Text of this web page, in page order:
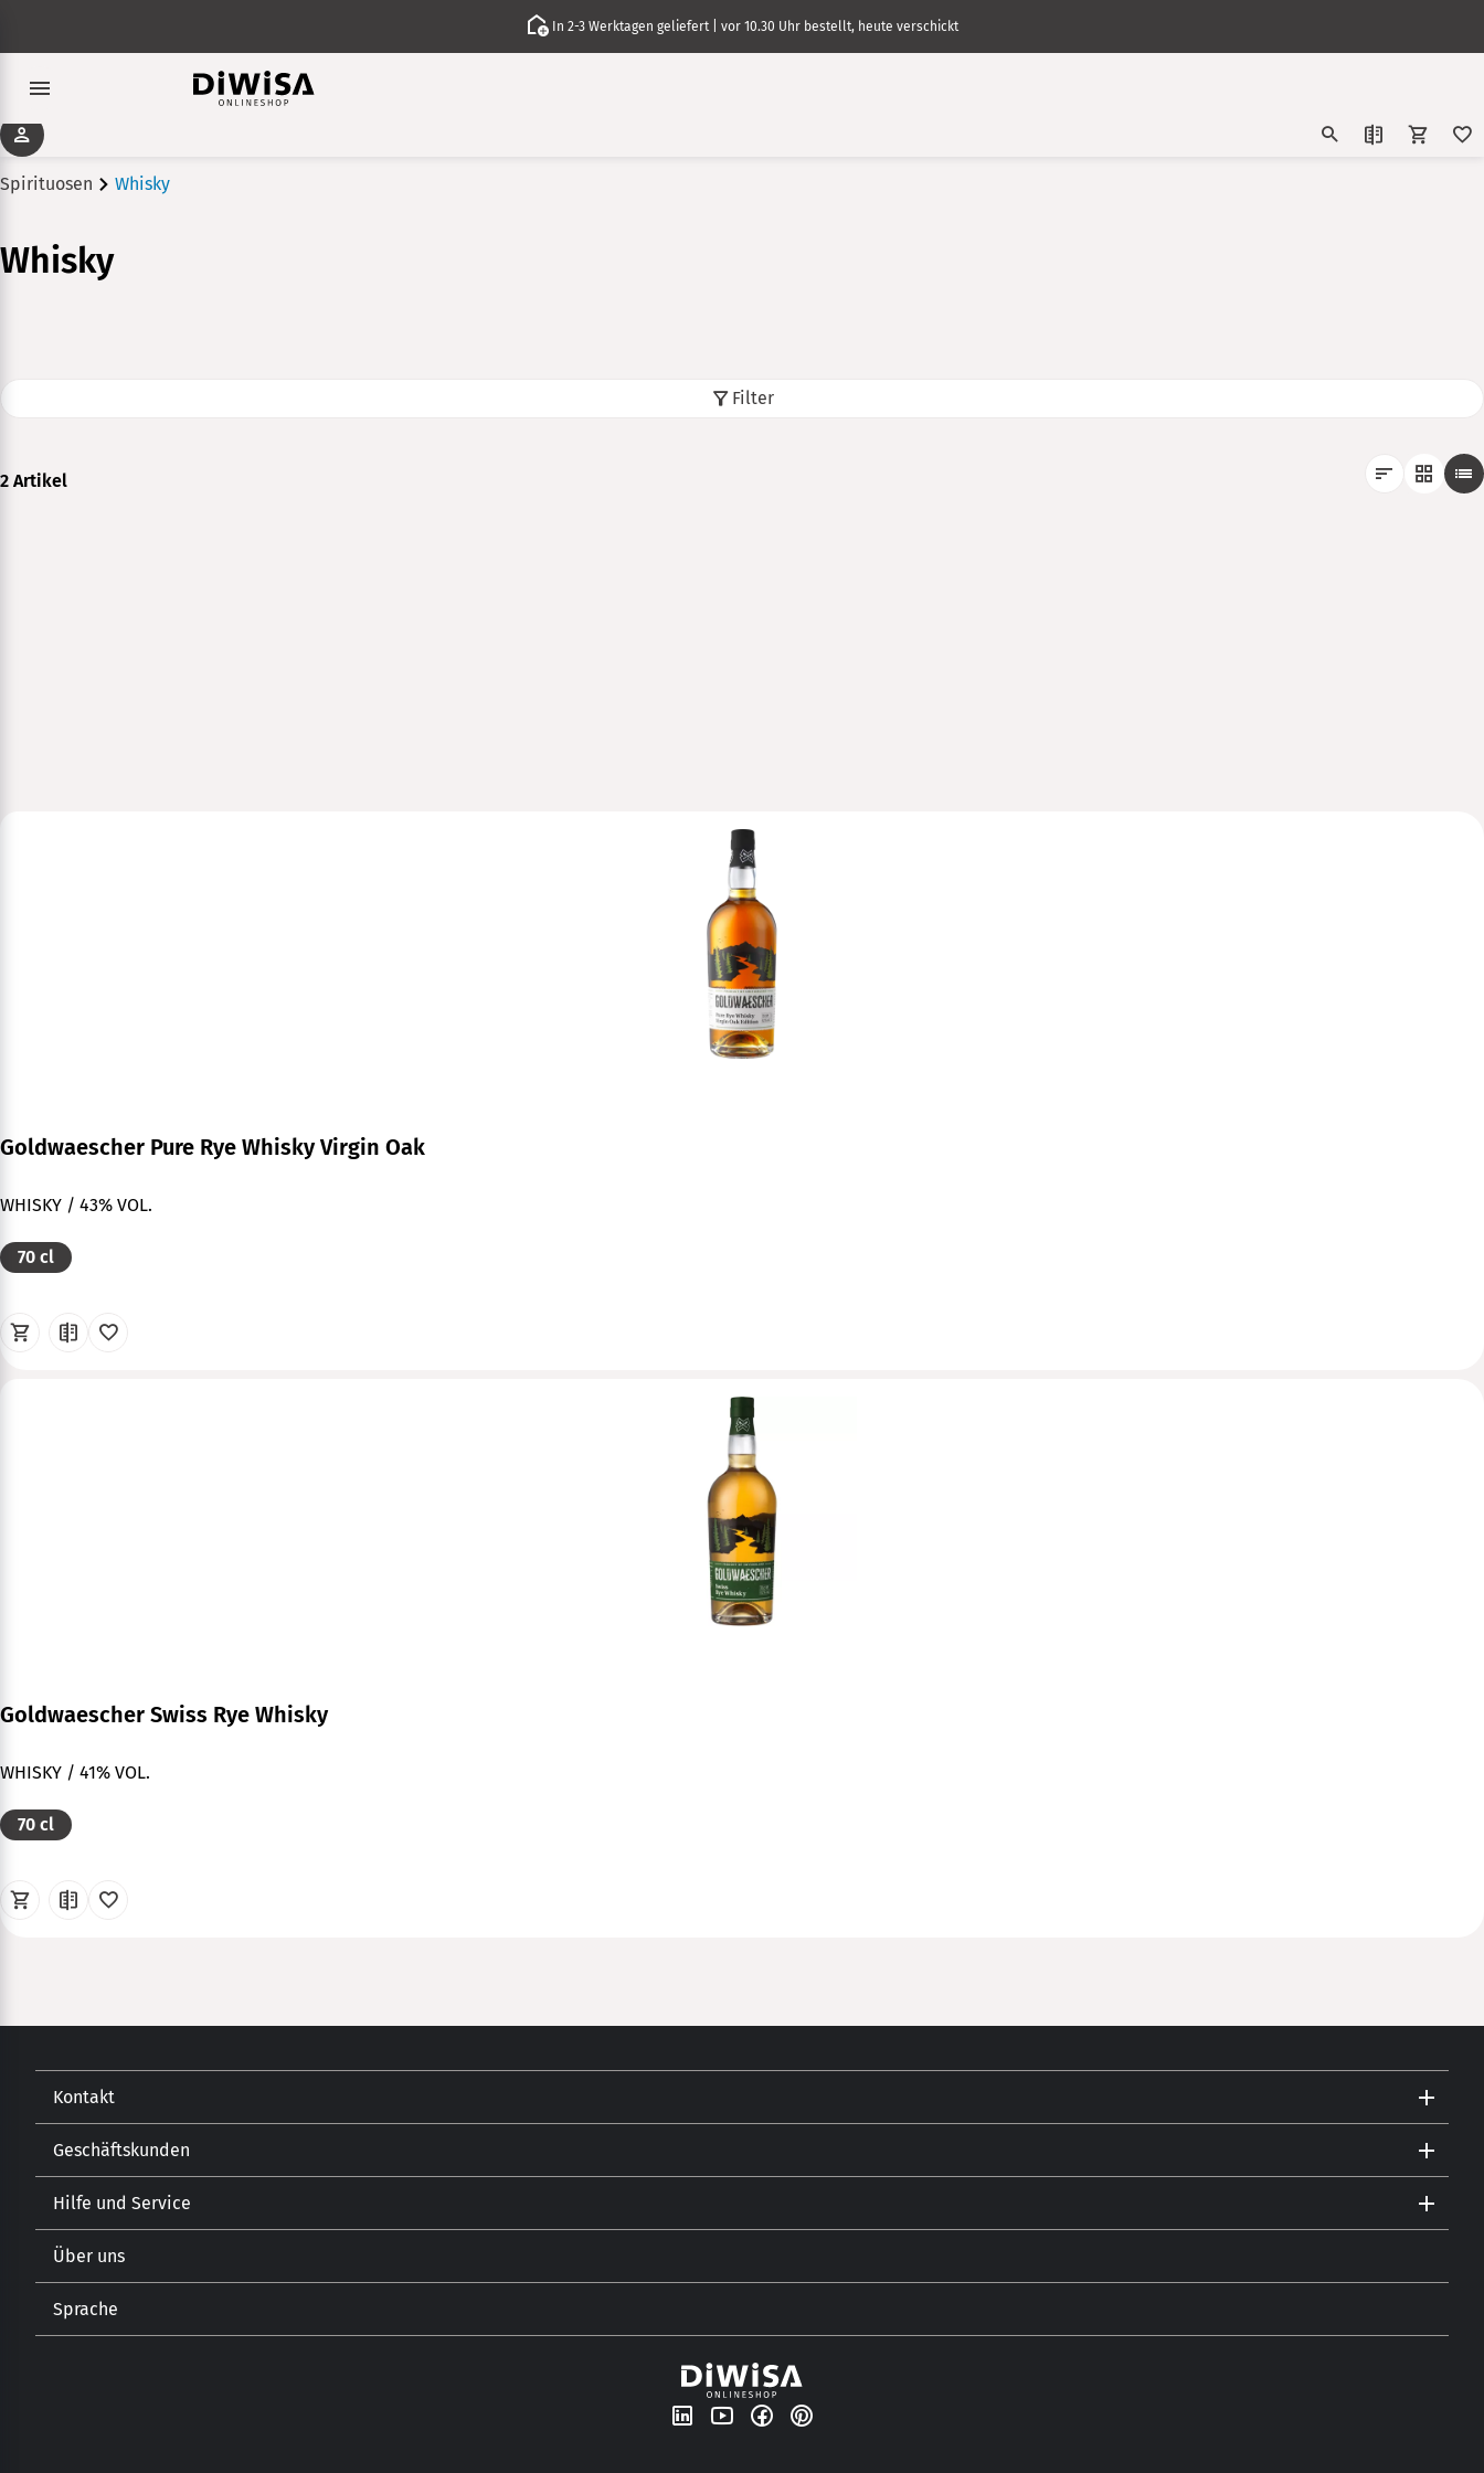
In 2-3 Werktagen geliefert | vor 10.30 Uhr bestellt, heute verschickt
Spirituosen Whisky
Whisky
Filter
2 Artikel
Goldwaescher Pure Rye Whisky Virgin Oak
WHISKY / 43% VOL.
70 cl
Goldwaescher Swiss Rye Whisky
WHISKY / 41% VOL.
70 cl
Kontakt
Öffnungszeiten
Geschäftskunden
Gastronomie
Getränkehandel
Lebensmitteleinzelhandel
Hilfe und Service
Versand und Zahlungsarten
Newsletter
Über uns
Unsere Geschichte
Sprache